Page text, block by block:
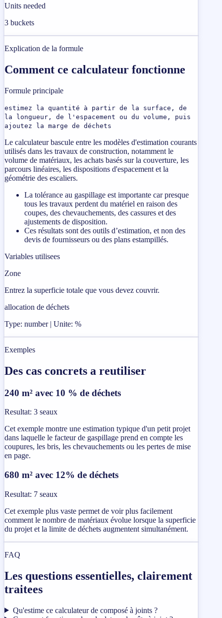
Units needed
3 buckets
Explication de la formule
Comment ce calculateur fonctionne
Formule principale
estimez la quantité à partir de la surface, de
la longueur, de l'espacement ou du volume, puis
ajoutez la marge de déchets
Le calculateur bascule entre les modèles d'estimation courants
utilisés dans les travaux de construction, notamment le
volume de matériaux, les achats basés sur la couverture, les
parcours linéaires, les dispositions d'espacement et la
géométrie des escaliers.
La tolérance au gaspillage est importante car presque
tous les travaux perdent du matériel en raison des
coupes, des chevauchements, des cassures et des
ajustements de disposition.
Ces résultats sont des outils d’estimation, et non des
devis de fournisseurs ou des plans estampillés.
Variables utilisees
Zone
Entrez la superficie totale que vous devez couvrir.
allocation de déchets
Type: number | Unite: %
Exemples
Des cas concrets a reutiliser
240 m² avec 10 % de déchets
Resultat: 3 seaux
Cet exemple montre une estimation typique d'un petit projet
dans laquelle le facteur de gaspillage prend en compte les
coupures, les bris, les chevauchements ou les pertes de mise
en page.
680 m² avec 12% de déchets
Resultat: 7 seaux
Cet exemple plus vaste permet de voir plus facilement
comment le nombre de matériaux évolue lorsque la superficie
du projet et la limite de déchets augmentent simultanément.
FAQ
Les questions essentielles, clairement
traitees
Qu'estime ce calculateur de composé à joints ?